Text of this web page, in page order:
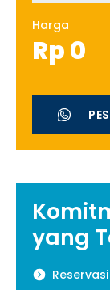
Harga
Rp0
yang